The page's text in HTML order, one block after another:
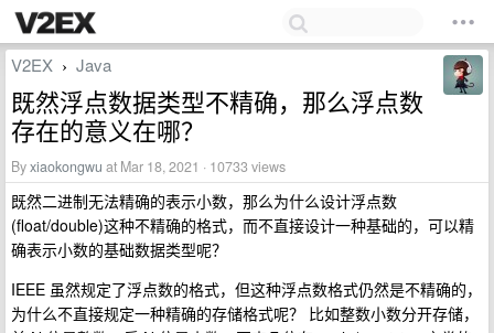
V2EX › Java
既然浮点数据类型不精确，那么浮点数
存在的意义在哪？
Byxiaokongwu at Mar 18, 2021 · 10733 views
既然二进制无法精确的表示小数，那么为什么设计浮点数
(float/double)这种不精确的格式，而不直接设计一种基础的，可以精
确表示小数的基础数据类型呢？
IEEE 虽然规定了浮点数的格式，但这种浮点数格式仍然是不精确的，
为什么不直接规定一种精确的存储格式呢？ 比如整数小数分开存储，